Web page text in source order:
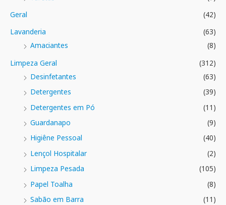
Geral
(42)
Lavanderia
(63)
Amaciantes
(8)
Limpeza Geral
(312)
Desinfetantes
(63)
Detergentes
(39)
Detergentes em Pó
(11)
Guardanapo
(9)
Higiêne Pessoal
(40)
Lençol Hospitalar
(2)
Limpeza Pesada
(105)
Papel Toalha
(8)
Sabão em Barra
(11)